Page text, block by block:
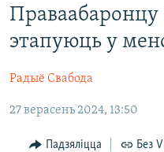
галоўнага
зьместу
Перайсьці
да
навігацыі
Перайсьці
ПАЛІТЫКА
ЭКАНОМІКА
ВАЙНА
ГІСТОРЫЯ НА СВАБОДЗЕ
ПАДКАСТЫ
КНІГІ
СУВЯЗЬ
ПАДЗЯЛІЦЦА ІНФАРМАЦЫЯЙ
RSS
ПАДКАСТЫ
FACEBOOK
этапуюць у
Радыё Свабода
27 верасень 2024, 13:50
Падзяліцца Без